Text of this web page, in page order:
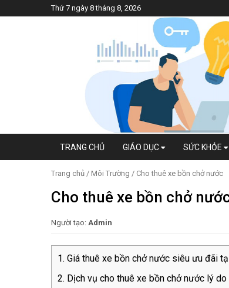
Thứ 7 ngày 8 tháng 8, 2026
TRANG CHỦ GIÁO DỤC SỨC KHỎE
Trang chủ / Môi Trường / Cho thuê xe bồn chở nước
Cho thuê xe bồn chở
Người tạo: Admin
Giá thuê xe bồn chở nước siêu ưu đãi
Dịch vụ cho thuê xe bồn chở nước lý